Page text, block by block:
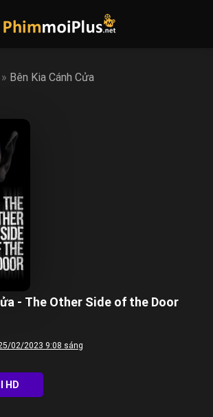
» Bên Kia Cánh Cửa
- The Other Side of the Door
02/2023 9:08 sáng